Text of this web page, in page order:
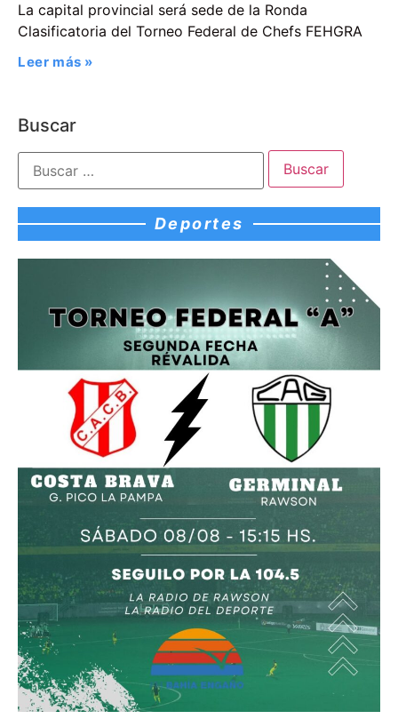
La capital provincial será sede de la Ronda
Clasificatoria del Torneo Federal de Chefs FEHGRA
Leer más »
Buscar
Deportes